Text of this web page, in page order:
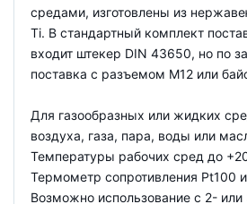
средами, изготовлены из
Ti. В стандартный комплект
входит штекер DIN 43650, но по
поставка с разъемом М12 или
Для газообразных или жидких
воздуха, газа, пара, воды или
Температуры рабочих сред до
Термометр сопротивления Pt100
Возможно использование с 2-